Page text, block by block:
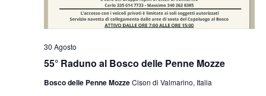
55° Raduno al Bosco delle Penne Mozze
30 Agosto
Bosco delle Penne MozzeCison di Valmarino, Italia